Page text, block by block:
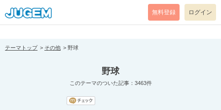
[pear_error: message="Success" code=0 mode=return level=notice
prefix="" info=""]
無料登録 ログイン
テーマトップ その他 野球
野球
このテーマのついた記事：3463件